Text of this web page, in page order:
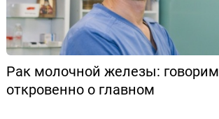
Рак молочной железы: говорим
откровенно о главном